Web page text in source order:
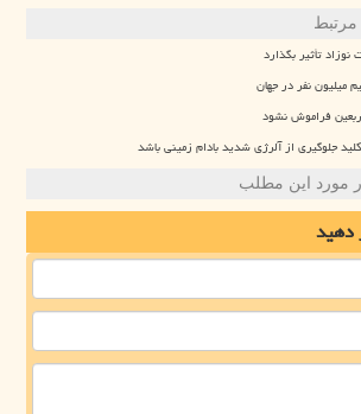
مرتبط
تأثیر بگذارد
جلوگیری از آلرژی شدید بادام زمینی باشد
مورد این مطلب
دهید